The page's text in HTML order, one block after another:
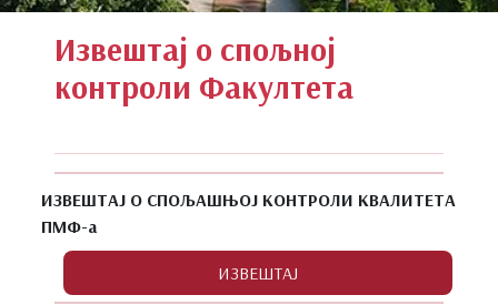
Извештај о спољној
контроли Факултета
ИЗВЕШТАЈ О СПОЉАШЊОЈ КОНТРОЛИ КВАЛИТЕТА
ПМФ-а